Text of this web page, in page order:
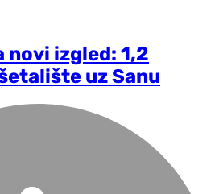
izgled: 1,2
uz Sanu